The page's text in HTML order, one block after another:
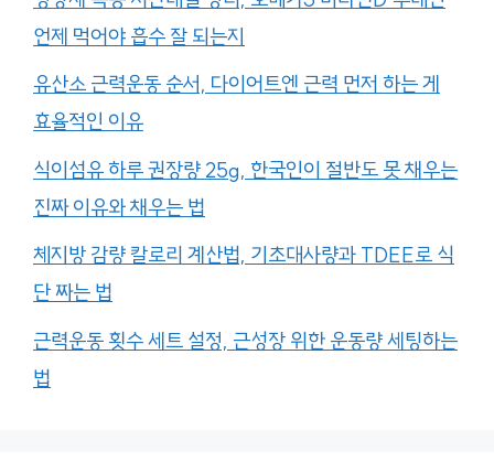
언제 먹어야 흡수 잘 되는지
유산소 근력운동 순서, 다이어트엔 근력 먼저 하는 게
효율적인 이유
식이섬유 하루 권장량 25g, 한국인이 절반도 못 채우는
진짜 이유와 채우는 법
체지방 감량 칼로리 계산법, 기초대사량과 TDEE로 식
단 짜는 법
근력운동 횟수 세트 설정, 근성장 위한 운동량 세팅하는
법